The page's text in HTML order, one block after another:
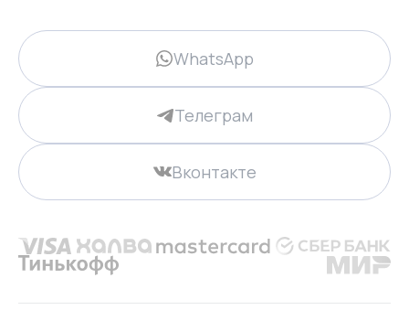
WhatsApp
Телеграм
Вконтакте